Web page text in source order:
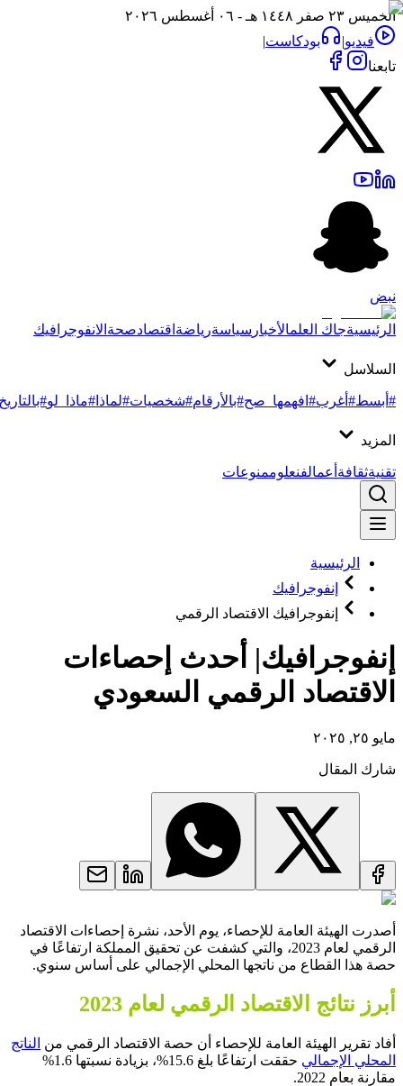
الخميس ٢٣ صفر ١٤٤٨ هـ - ٠٦ أغسطس ٢٠٢٦
فيديو| بودكاست|
تابعنا
نبض
الرئيسيةجاك العلمالأخبار سياسةرياضةاقتصادصحةالانفوجرافيك
السلاسل
#أبسط#أغرب#افهمها_صح#بالأرقام#شخصيات#لماذا #ماذا_لو#بالتاريخ
المزيد
تقنيةثقافةأعمالفنعلوممنوعات
الرئيسية
إنفوجرافيك
إنفوجرافيك الاقتصاد الرقمي
إنفوجرافيك| أحدث إحصاءات
الاقتصاد الرقمي السعودي
مايو ٢٥, ٢٠٢٥
شارك المقال
أصدرت الهيئة العامة للإحصاء، يوم الأحد، نشرة إحصاءات الاقتصاد
الرقمي لعام 2023، والتي كشفت عن تحقيق المملكة ارتفاعًا في
حصة هذا القطاع من ناتجها المحلي الإجمالي على أساس سنوي.
أبرز نتائج الاقتصاد الرقمي لعام 2023
أفاد تقرير الهيئة العامة للإحصاء أن حصة الاقتصاد الرقمي من الناتج
المحلي الإجمالي
حققت ارتفاعًا بلغ 15.6%، بزيادة نسبتها 1.6%
مقارنة بعام 2022.